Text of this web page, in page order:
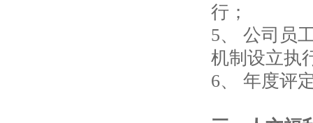
行；
5、 公司员
机制设立执
6、 年度评